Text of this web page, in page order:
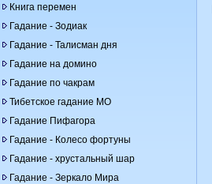
Книга перемен
Гадание - Зодиак
Гадание - Талисман дня
Гадание на домино
Гадание по чакрам
Тибетское гадание МО
Гадание Пифагора
Гадание - Колесо фортуны
Гадание - хрустальный шар
Гадание - Зеркало Мира